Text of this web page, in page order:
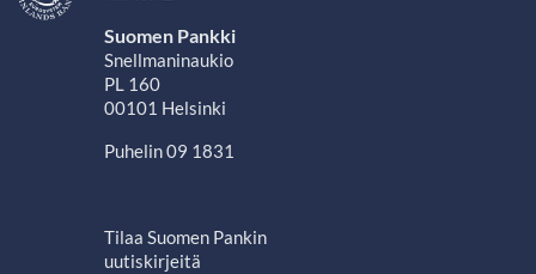
Suomen Pankki
Snellmaninaukio
PL 160
00101 Helsinki
Puhelin 09 1831
Tilaa Suomen Pankin
uutiskirjeitä